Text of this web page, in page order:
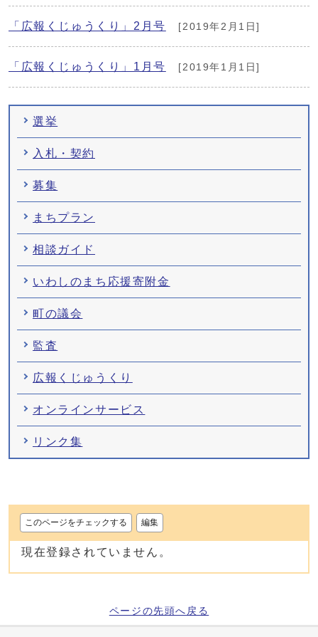
「広報くじゅうくり」2月号 [2019年2月1日]
「広報くじゅうくり」1月号 [2019年1月1日]
選挙
入札・契約
募集
まちプラン
相談ガイド
いわしのまち応援寄附金
町の議会
監査
広報くじゅうくり
オンラインサービス
リンク集
このページをチェックする 編集
現在登録されていません。
ページの先頭へ戻る